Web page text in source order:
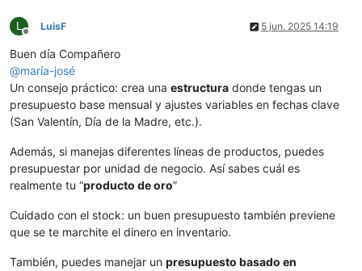
L
Desconectado
LuisF 5 jun. 2025 14:19
Buen día Compañero
@maría-josé
Un consejo práctico: crea una estructura donde tengas un
presupuesto base mensual y ajustes variables en fechas clave
(San Valentín, Día de la Madre, etc.).
Además, si manejas diferentes líneas de productos, puedes
presupuestar por unidad de negocio. Así sabes cuál es
realmente tu “producto de oro”
Cuidado con el stock: un buen presupuesto también previene
que se te marchite el dinero en inventario.
También, puedes manejar un presupuesto basado en